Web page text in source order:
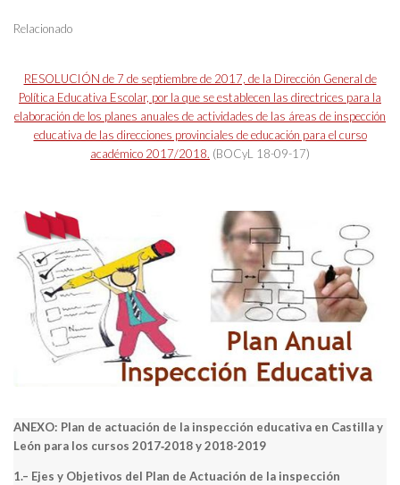
Relacionado
RESOLUCIÓN de 7 de septiembre de 2017, de la Dirección General de
Política Educativa Escolar, por la que se establecen las directrices para la
elaboración de los planes anuales de actividades de las áreas de inspección
educativa de las direcciones provinciales de educación para el curso
académico 2017/2018. (BOCyL 18-09-17)
ANEXO: Plan de actuación de la inspección educativa en Castilla y
León para los cursos 2017‑2018 y 2018-2019
1.– Ejes y Objetivos del Plan de Actuación de la inspección